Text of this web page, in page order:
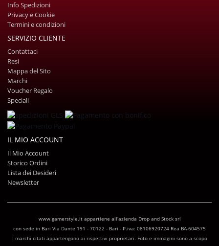
Info Spedizioni
Privacy e Cookie
Termini e condizioni
SERVIZIO CLIENTE
Contattaci
Resi
Mappa del Sito
Marchi
Voucher Regalo
Speciali
IL MIO ACCOUNT
Il Mio Account
Storico Ordini
Lista dei Desideri
Newsletter
www.gamerstyle.it appartiene all'azienda Drop and Stock srl
con sede in Bari Via Dante 191 - 70122 - Bari - P.iva: 08106920724 Rea BA-604575
I marchi citati appartengono ai rispettivi proprietari. Foto e immagini sono a scopo